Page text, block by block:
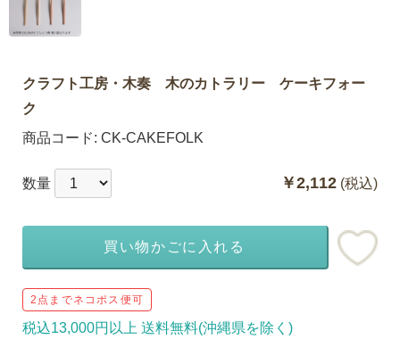
クラフト工房・木奏 木のカトラリー ケーキフォー
ク
商品コード: CK-CAKEFOLK
￥2,112 (税込)
数量
買い物かごに入れる
2点までネコポス便可
税込13,000円以上 送料無料(沖縄県を除く)